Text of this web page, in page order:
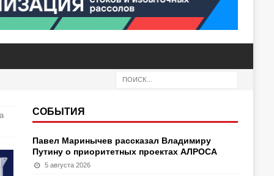
СОБЫТИЯ
Павел Маринычев рассказал Владимиру
Путину о приоритетных проектах АЛРОСА
5 августа 2026